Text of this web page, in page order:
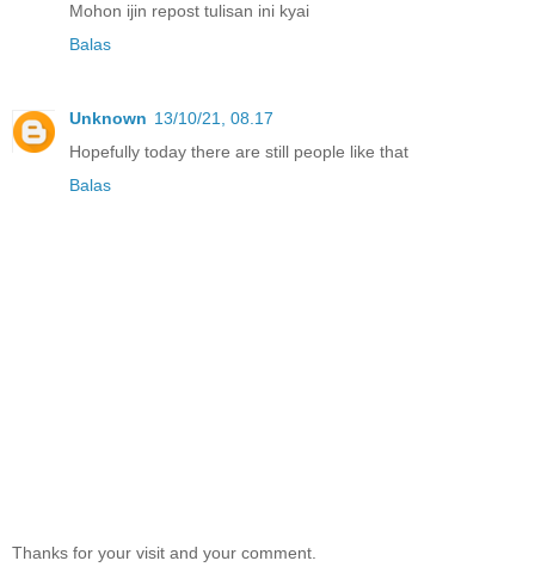
Mohon ijin repost tulisan ini kyai
Balas
Unknown 13/10/21, 08.17
Hopefully today there are still people like that
Balas
Thanks for your visit and your comment.